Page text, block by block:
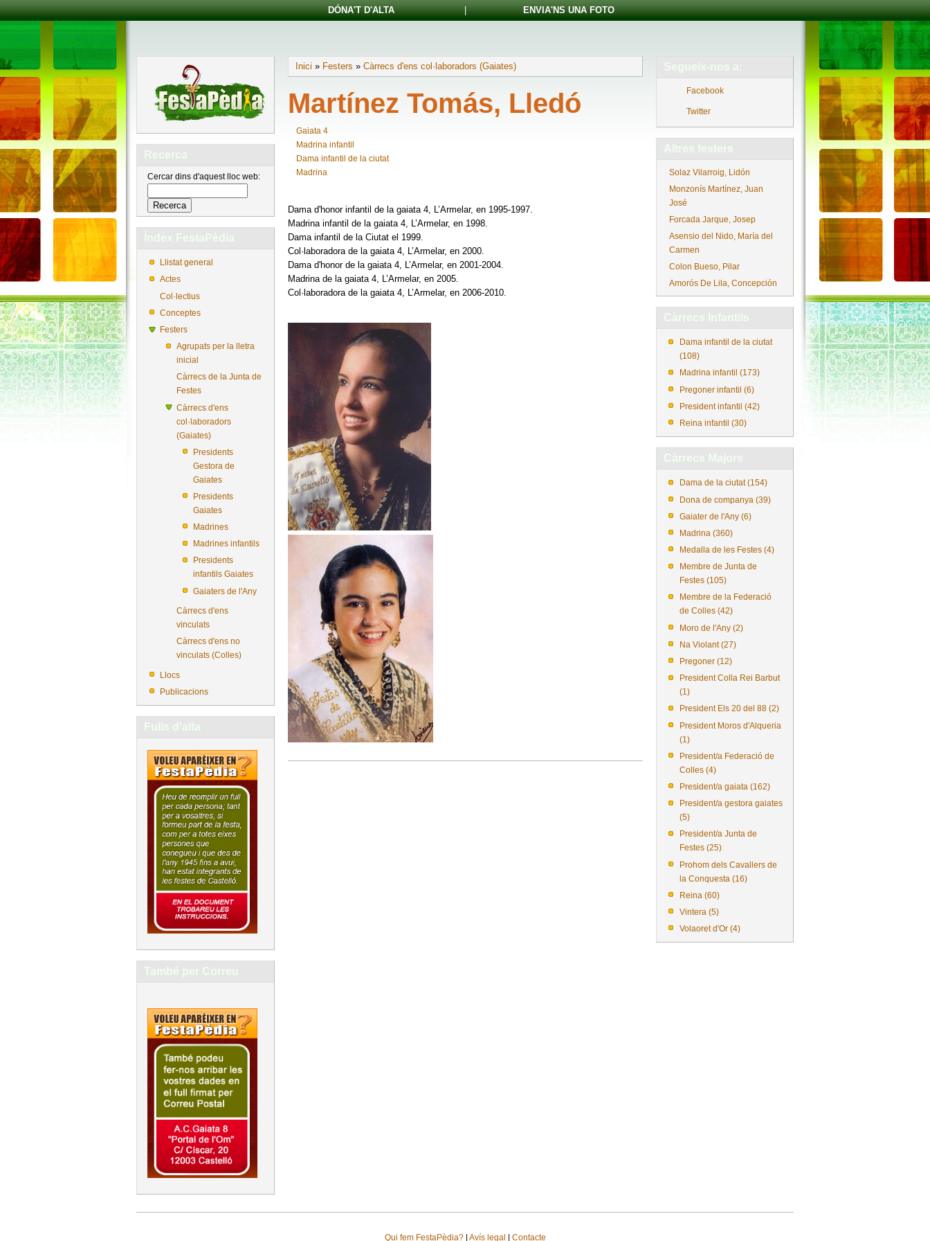
DÓNA'T D'ALTA | ENVIA'NS UNA FOTO
Recerca
Cercar dins d'aquest lloc web:
Índex FestaPèdia
Llistat general
Actes
Col·lectius
Conceptes
Festers
Agrupats per la lletra
inicial
Càrrecs de la Junta de
Festes
Càrrecs d'ens
col·laboradors
(Gaiates)
Presidents
Gestora de
Gaiates
Presidents
Gaiates
Madrines
Madrines infantils
Presidents
infantils Gaiates
Gaiaters de l'Any
Càrrecs d'ens
vinculats
Càrrecs d'ens no
vinculats (Colles)
Llocs
Publicacions
Fulls d'alta
També per Correu
Inici » Festers » Càrrecs d'ens col·laboradors (Gaiates)
Martínez Tomás, Lledó
Gaiata 4
Madrina infantil
Dama infantil de la ciutat
Madrina
Dama d'honor infantil de la gaiata 4, L’Armelar, en 1995-1997.
Madrina infantil de la gaiata 4, L’Armelar, en 1998.
Dama infantil de la Ciutat el 1999.
Col·laboradora de la gaiata 4, L’Armelar, en 2000.
Dama d'honor de la gaiata 4, L’Armelar, en 2001-2004.
Madrina de la gaiata 4, L’Armelar, en 2005.
Col·laboradora de la gaiata 4, L’Armelar, en 2006-2010.
Segueix-nos a:
Facebook
Twitter
Altres festers
Solaz Vilarroig, Lidón
Monzonís Martínez, Juan
José
Forcada Jarque, Josep
Asensio del Nido, María del
Carmen
Colon Bueso, Pilar
Amorós De Lila, Concepción
Càrrecs Infantils
Dama infantil de la ciutat
(108)
Madrina infantil (173)
Pregoner infantil (6)
President infantil (42)
Reina infantil (30)
Càrrecs Majors
Dama de la ciutat (154)
Dona de companya (39)
Gaiater de l'Any (6)
Madrina (360)
Medalla de les Festes (4)
Membre de Junta de
Festes (105)
Membre de la Federació
de Colles (42)
Moro de l'Any (2)
Na Violant (27)
Pregoner (12)
President Colla Rei Barbut
(1)
President Els 20 del 88 (2)
President Moros d'Alqueria
(1)
President/a Federació de
Colles (4)
President/a gaiata (162)
President/a gestora gaiates
(5)
President/a Junta de
Festes (25)
Prohom dels Cavallers de
la Conquesta (16)
Reina (60)
Vintera (5)
Volaoret d'Or (4)
Qui fem FestaPèdia?| Avís legal Contacte